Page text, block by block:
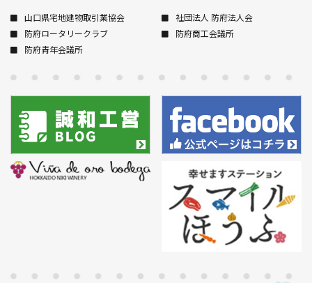
山口県宅地建物取引業協会
社団法人 防府法人会
防府ロータリークラブ
防府商工会議所
防府青年会議所